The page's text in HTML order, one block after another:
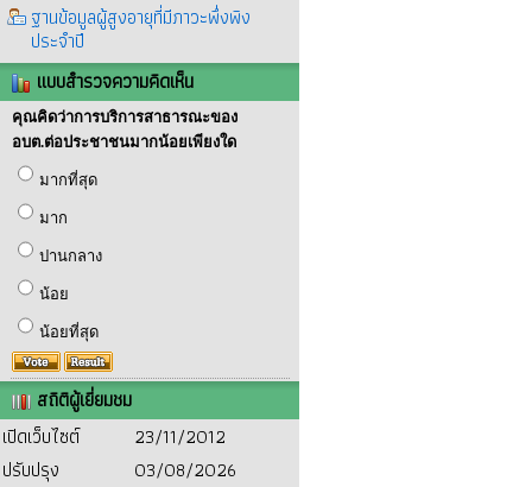
ฐานข้อมูลผู้สูงอายุที่มีภาวะพึ่งพิง
ประจำปี
แบบสำรวจความคิดเห็น
คุณคิดว่าการบริการสาธารณะของ
อบต.ต่อประชาชนมากน้อยเพียงใด
มากที่สุด
มาก
ปานกลาง
น้อย
น้อยที่สุด
สถิติผู้เยี่ยมชม
เปิดเว็บไซต์
23/11/2012
ปรับปรุง
03/08/2026